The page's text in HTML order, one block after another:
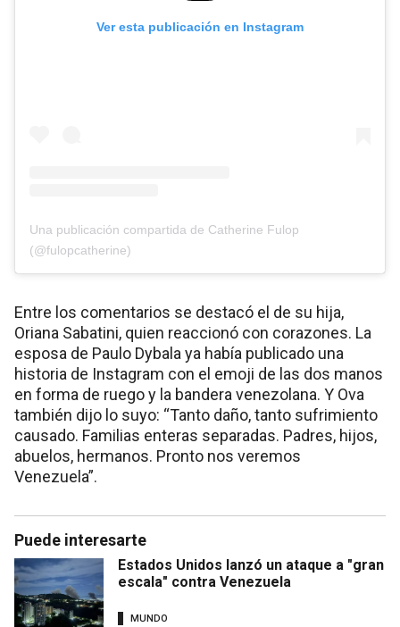
Ver esta publicación en Instagram
Una publicación compartida de Catherine Fulop
(@fulopcatherine)
Entre los comentarios se destacó el de su hija,
Oriana Sabatini, quien reaccionó con corazones. La
esposa de Paulo Dybala ya había publicado una
historia de Instagram con el emoji de las dos manos
en forma de ruego y la bandera venezolana. Y Ova
también dijo lo suyo: “Tanto daño, tanto sufrimiento
causado. Familias enteras separadas. Padres, hijos,
abuelos, hermanos. Pronto nos veremos
Venezuela”.
Puede interesarte
Estados Unidos lanzó un ataque a "gran
escala" contra Venezuela
MUNDO